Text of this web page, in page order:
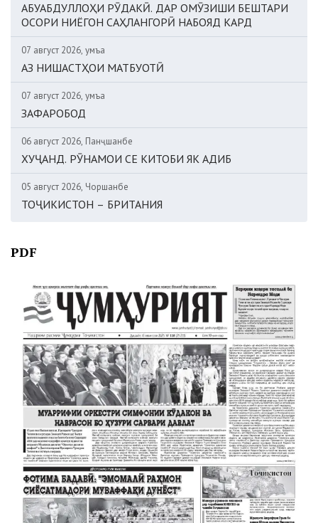
АБУАБДУЛЛОҲИ РӮДАКӢ. ДАР ОМӮЗИШИ БЕШТАРИ
ОСОРИ НИЁГОН САҲЛАНГОРӢ НАБОЯД КАРД
07 август 2026, Ҷумъа
АЗ НИШАСТҲОИ МАТБУОТӢ
07 август 2026, Ҷумъа
ЗАФАРОБОД
06 август 2026, Панҷшанбе
ХУҶАНД. РӮНАМОИ СЕ КИТОБИ ЯК АДИБ
05 август 2026, Чоршанбе
ТОҶИКИСТОН – БРИТАНИЯ
PDF